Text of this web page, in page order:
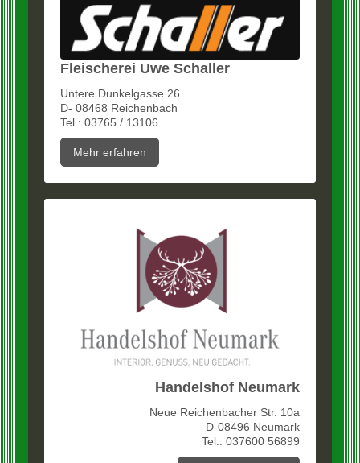
Fleischerei Uwe Schaller
Untere Dunkelgasse 26
D- 08468 Reichenbach
Tel.: 03765 / 13106
Mehr erfahren
Handelshof Neumark
Neue Reichenbacher Str. 10a
D-08496 Neumark
Tel.: 037600 56899